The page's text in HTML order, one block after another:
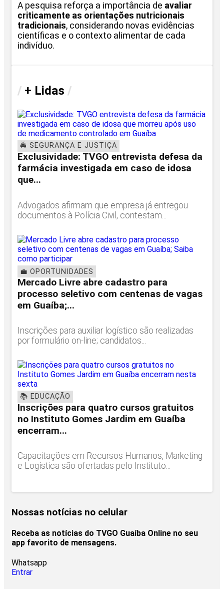
A pesquisa reforça a importância de avaliar
criticamente as orientações nutricionais
tradicionais, considerando novas evidências
científicas e o contexto alimentar de cada
indivíduo.
/ + Lidas /
🚔 SEGURANÇA E JUSTIÇA
Exclusividade: TVGO entrevista defesa da
farmácia investigada em caso de idosa
que...
Advogados afirmam que empresa já entregou
documentos à Polícia Civil, contestam...
💼 OPORTUNIDADES
Mercado Livre abre cadastro para
processo seletivo com centenas de vagas
em Guaíba;...
Inscrições para auxiliar logístico são realizadas
por formulário on-line; candidatos...
📚 EDUCAÇÃO
Inscrições para quatro cursos gratuitos
no Instituto Gomes Jardim em Guaíba
encerram...
Capacitações em Recursos Humanos, Marketing
e Logística são ofertadas pelo Instituto...
Nossas notícias no celular
Receba as notícias do TVGO Guaíba Online no seu
app favorito de mensagens.
Whatsapp
Entrar